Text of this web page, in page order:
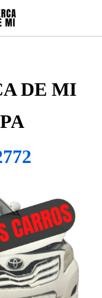
DE MI